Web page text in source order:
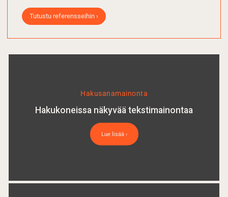
Tutustu referensseihin ›
Hakusana­mainonta
Hakukoneissa näkyvää tekstimainontaa
Lue lisää ›